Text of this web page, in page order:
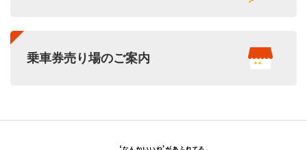
乗車券売り場のご案内